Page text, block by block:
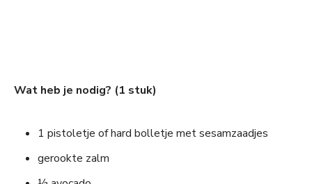
Wat heb je nodig? (1 stuk)
1 pistoletje of hard bolletje met sesamzaadjes
gerookte zalm